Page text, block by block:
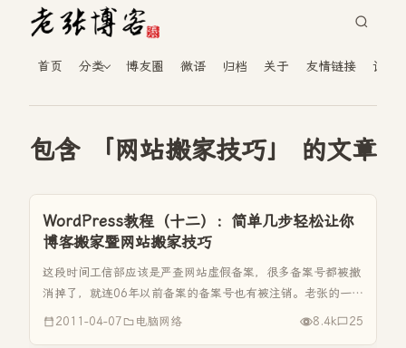
首页 分类 博友圈 微语 归档 关于 友情链接 读者
包含 「网站搬家技巧」 的文章
WordPress教程（十二）：简单几步轻松让你
博客搬家暨网站搬家技巧
这段时间工信部应该是严查网站虚假备案，很多备案号都被撤
消掉了，就连06年以前备案的备案号也有被注销。老张的一个
娱乐站http://www.k613.cn的备案号也被注销了，想当初这可
2011-04-07 电脑网络 8.4k 25